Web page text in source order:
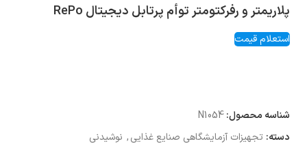
پلاریمتر و رفرکتومتر توأم پرتابل دیجیتال RePo
استعلام قیمت
شناسه محصول:N1054
دسته: تجهیزات آزمایشگاهی صنایع غذایی, نوشیدنی